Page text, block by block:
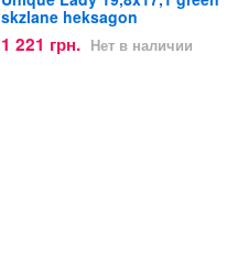
skzlane heksagon
1 221 грн. Нет в наличии